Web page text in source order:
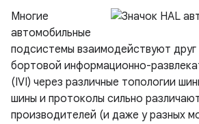
Многие
автомобильные
подсистемы взаимодействуют друг
бортовой информационно-
(IVI) через различные топологии
шины и протоколы сильно
производителей (и даже у разных